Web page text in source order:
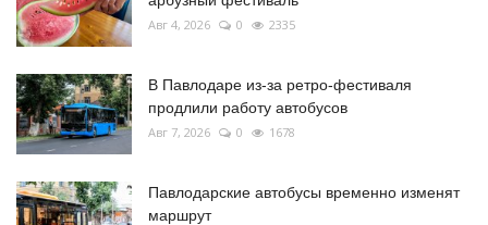
Авг 4, 2026 0 2335
В Павлодаре из-за ретро-фестиваля
продлили работу автобусов
Авг 7, 2026 0 1678
Павлодарские автобусы временно изменят
маршрут